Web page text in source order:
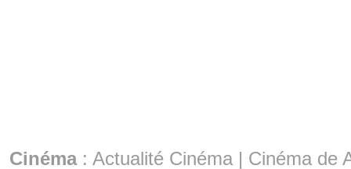
Cinéma: Actualité Cinéma | Cinéma de